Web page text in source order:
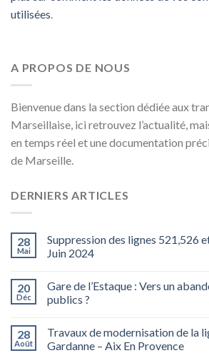
utilisées
A PROPOS DE NOUS
Bienvenue dans la section dédiée aux
Marseillaise, ici retrouvez l’actualité,
en temps réel et une documentation
de Marseille.
DERNIERS ARTICLES
28
Mai
Suppression des lignes 521,526
Juin 2024
20
Déc
Gare de l’Estaque : Vers un
publics ?
28
Août
Travaux de modernisation de la
Gardanne – Aix En Provence